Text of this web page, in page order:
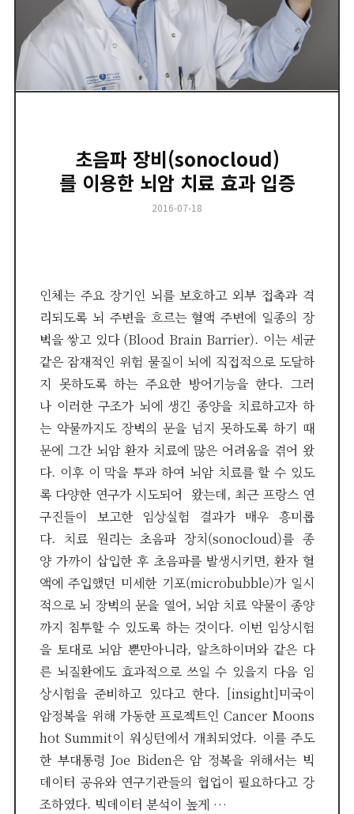
초음파 장비(sonocloud)
를 이용한 뇌암 치료 효과 입증
Posted
2016-07-18
인체는 주요 장기인 뇌를 보호하고 외부 접촉과 격
리되도록 뇌 주변을 흐르는 혈액 주변에 일종의 장
벽을 쌓고 있다 (Blood Brain Barrier). 이는 세균
같은 잠재적인 위험 물질이 뇌에 직접적으로 도달하
지 못하도록 하는 주요한 방어기능을 한다. 그러
나 이러한 구조가 뇌에 생긴 종양을 치료하고자 하
는 약물까지도 장벽의 문을 넘지 못하도록 하기 때
문에 그간 뇌암 환자 치료에 많은 어려움을 겪어 왔
다. 이후 이 막을 투과 하여 뇌암 치료를 할 수 있도
록 다양한 연구가 시도되어 왔는데, 최근 프랑스 연
구진들이 보고한 임상실험 결과가 매우 흥미롭
다. 치료 원리는 초음파 장치(sonocloud)를 종
양 가까이 삽입한 후 초음파를 발생시키면, 환자 혈
액에 주입했던 미세한 기포(microbubble)가 일시
적으로 뇌 장벽의 문을 열어, 뇌암 치료 약물이 종양
까지 침투할 수 있도록 하는 것이다. 이번 임상시험
을 토대로 뇌암 뿐만아니라, 알츠하이머와 같은 다
른 뇌질환에도 효과적으로 쓰일 수 있을지 다음 임
상시험을 준비하고 있다고 한다. [insight]미국이
암정복을 위해 가동한 프로젝트인 Cancer Moons
hot Summit이 워싱턴에서 개최되었다. 이를 주도
한 부대통령 Joe Biden은 암 정복을 위해서는 빅
데이터 공유와 연구기관들의 협업이 필요하다고 강
조하였다. 빅데이터 분석이 높게 …